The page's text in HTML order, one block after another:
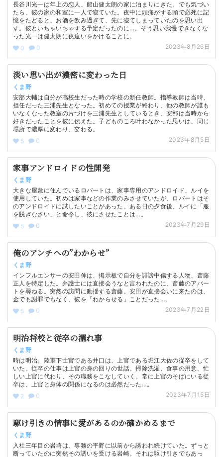
長谷川光一は年上の恋人、船山健太朗の家に泊まりにきた。でも気づい
たら、彼の家の和室に一人で寝ていた。夜中に頭痛がする頭で必死に記
憶をたどると、お酒を飲み過ぎて、先に寝てしまっていたのを思い出
す。彼といちゃいちゃする予定だったのに…。そう思い我慢できなくな
った光一は健太朗に夜這いをかけることに。
0
0 2023年8月26日
淡い思い出が濃密に変わった日
くま野
安部大輔は自分が高校生だった時の学校の新任教師。指導教師は当時、
担任だった三浦先生となった。初めての授業が終わり、他の教師が誰も
いなくなった教室の片づけを三浦先生としているとき、安部は当時から
好きだったことを彼に伝えた。子どものころ叶わなかった思いは、同じ
場所で濃厚に変わり、交わる。
5
0 2023年8月5日
家事アンドロイドの性開発
くま野
大きな屋敷に住んでいるロバートは、家事専用のアンドロイド、ルイを
使用していた。初めは家事などの作業のみさせていたが、ロバートはそ
のアンドロイドに試したいことがあった。ある日の夕食後、ルイに「服
を脱ぎなさい」と命令し、彼にさせたことは…。
5
0 2023年7月29日
俺のアンチへの”わからせ”
くま野
インフルエンサーの安田伸は、掲示板で自分を誹謗中傷する人物、斎藤
正人を特定した。弁護士には直接会うなと言われたのに、斎藤のアパー
トを尋ねる。突然の訪問に動揺する斎藤。安田が直接会いに来たのは、
金でも謝罪でもなく、彼を「わからせる」ことだった…。
5
0 2023年7月22日
明治将校と従卒の濡れ事
くま野
時は明治。陸軍下士官である井口は、上官である堀江大佐の従卒をして
いた。従卒の仕事は上官の身の回りの世話。掃除洗濯、食事の用意。忙
しい上官に代わり、その職務をこなしていく。常に上官のそばにいる従
卒は、上官と身体の関係になるのは必然だった…。
2
0 2023年7月15日
駆け引きの情事に愛があるのか確かめるまで
くま野
入社三年目の岩崎は、専務の平野に以前から誘われ続けていた。ずっと
断っていたのに突然その誘いを受ける岩崎。それは駆け引きでもあっ